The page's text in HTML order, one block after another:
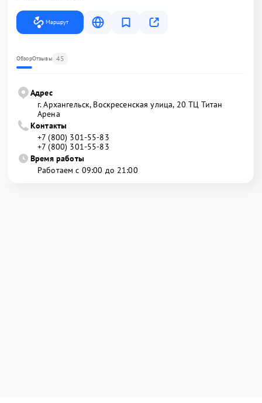
Маршрут
ОбзорОтзывы 45
Адрес
г. Архангельск, Воскресенская улица, 20 ТЦ Титан
Арена
Контакты
+7 (800) 301-55-83
+7 (800) 301-55-83
Время работы
Работаем с 09:00 до 21:00